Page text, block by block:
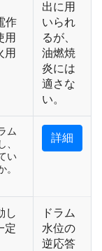
作
用
用
出に用
いられ
るが、
油燃焼
炎には
適さな
い。
ム
、
い
。
詳細
し
定
ドラム
水位の
逆応答